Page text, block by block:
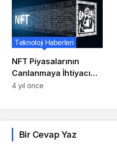
NFT Piyasalarının
Canlanmaya İhtiyacı
Var
Teknoloji Haberleri
4 yıl önce
Bir Cevap Yaz